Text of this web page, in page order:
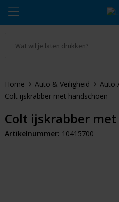
Drinkwaren
Tassen & Reizen
Alle promosnoepje
Zomer
Kerst
Thule
Alle merken
Home Auto & Veiligheid Auto
Colt ijskrabber met handschoen
Colt ijskrabber
Artikelnummer: 10415700